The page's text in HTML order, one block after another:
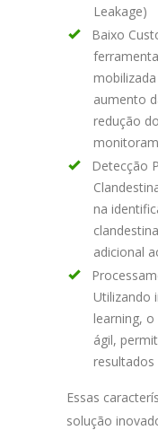
Leakage)
Baixo
aumento
redução
Detecção
na
adicional
Utilizando
learning,
ágil,
resultados
Essas
solução